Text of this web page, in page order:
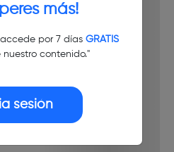
más!
por 7 días GRATIS
contenido."
sesión